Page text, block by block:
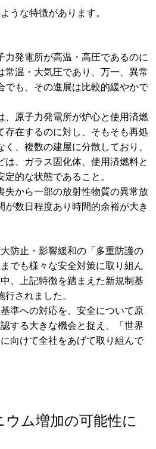
うな特徴があります。
力発電所が高温・高圧であるのに
常温・大気圧であり、万一、異常
でも、その進展は比較的緩やかで
、原子力発電所が炉心と使用済燃
存在するのに対し、そもそも再処
く、複数の建屋に分散しており、
は、ガラス固化体、使用済燃料と
的な状態であること。
失から一部の放射性物質の異常放
が数日程度あり時間的余裕が大き
防止・影響緩和の「多重防護の
でも様々な安全対策に取り組ん
、上記特徴を踏まえた新規制基
されました。
準への対応を、安全について原
する大きな機会と捉え、「世界
向けて全社をあげて取り組んで
ム増加の可能性に